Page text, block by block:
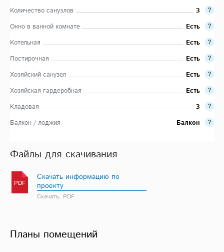
Количество санузлов
3
Окно в ванной комнате
Есть
Котельная
Есть
Постирочная
Есть
Хозяйский санузел
Есть
Хозяйская гардеробная
Есть
Кладовая
3
Балкон / лоджия
Балкон
Файлы для скачивания
PDF
Скачать информацию по
проекту
Скачать, PDF
Планы помещений